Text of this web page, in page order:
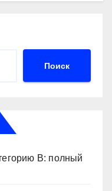
р
ть
Поиск
В: полный